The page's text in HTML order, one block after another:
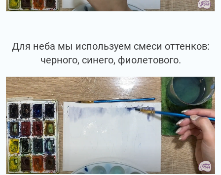
Для неба мы используем смеси оттенков:
черного, синего, фиолетового.